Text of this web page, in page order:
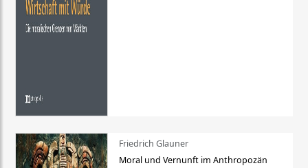
Friedrich Glauner
Moral und Vernunft im Anthropozän